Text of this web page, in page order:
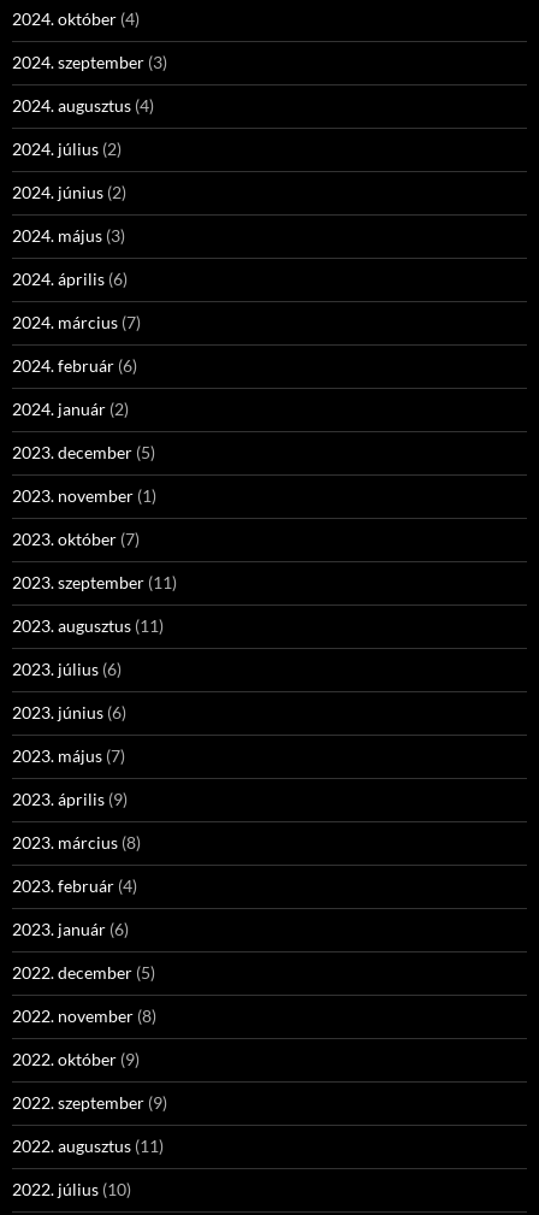
2024. október (4)
2024. szeptember (3)
2024. augusztus (4)
2024. július (2)
2024. június (2)
2024. május (3)
2024. április (6)
2024. március (7)
2024. február (6)
2024. január (2)
2023. december (5)
2023. november (1)
2023. október (7)
2023. szeptember (11)
2023. augusztus (11)
2023. július (6)
2023. június (6)
2023. május (7)
2023. április (9)
2023. március (8)
2023. február (4)
2023. január (6)
2022. december (5)
2022. november (8)
2022. október (9)
2022. szeptember (9)
2022. augusztus (11)
2022. július (10)